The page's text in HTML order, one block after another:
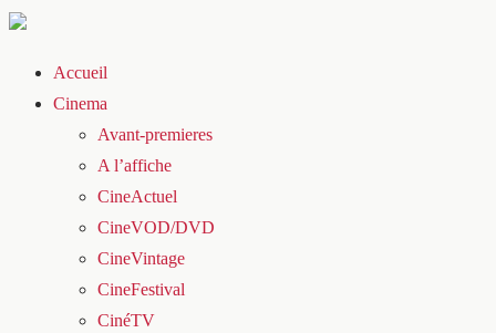
Accueil
Cinema
Avant-premieres
A l’affiche
CineActuel
CineVOD/DVD
CineVintage
CineFestival
CinéTV